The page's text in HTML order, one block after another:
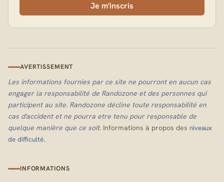
Je m'inscris
AVERTISSEMENT
Les informations fournies par ce site ne pourront en aucun cas
engager la responsabilité de Randozone et des personnes qui
participent au site. Randozone décline toute responsabilité en
cas d'accident et ne pourra etre tenu pour responsable de
quelque manière que ce soit. Informations à propos des niveaux
de difficulté.
INFORMATIONS